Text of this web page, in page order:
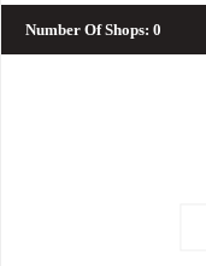
Number Of Shops: 0